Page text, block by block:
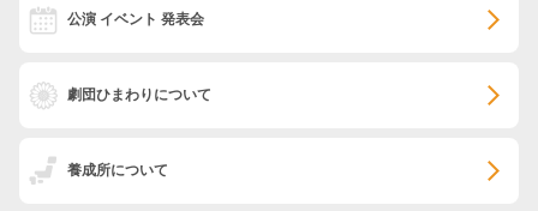
公演 イベント 発表会
劇団ひまわりについて
養成所について